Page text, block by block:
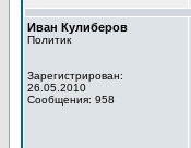
Иван Кулиберов
Политик
Зарегистрирован:
26.05.2010
Сообщения: 958